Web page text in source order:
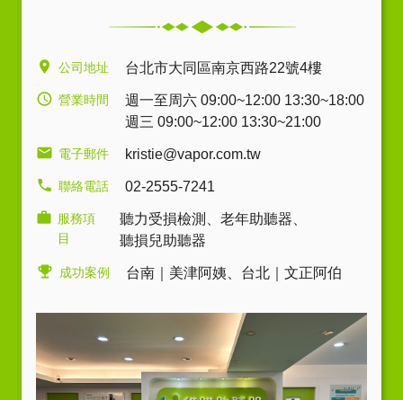
公司地址 台北市大同區南京西路22號4樓
營業時間
週一至周六 09:00~12:00 13:30~18:00
週三 09:00~12:00 13:30~21:00
電子郵件 kristie@vapor.com.tw
聯絡電話 02-2555-7241
服務項
目
聽力受損檢測 老年助聽器
聽損兒助聽器
成功案例 台南｜美津阿姨 台北｜文正阿伯